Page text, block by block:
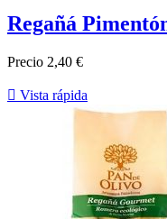
Regañá
Precio 2,40 €
 Vista rápida